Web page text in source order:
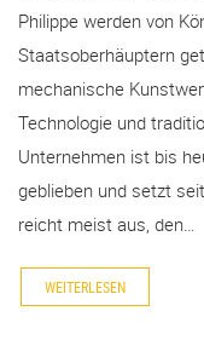
Philippe werden von
Staatsoberhäuptern
mechanische
Technologie und
Unternehmen ist bis
geblieben und setzt
reicht meist aus, den…
WEITERLESEN